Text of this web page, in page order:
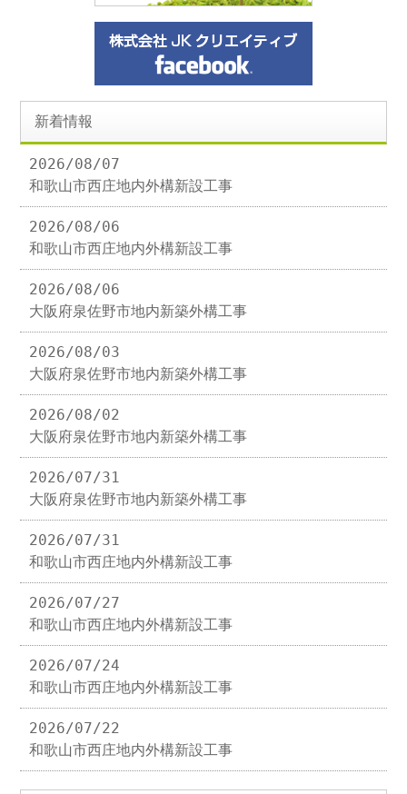
新着情報
2026/08/07
和歌山市西庄地内外構新設工事
2026/08/06
和歌山市西庄地内外構新設工事
2026/08/06
大阪府泉佐野市地内新築外構工事
2026/08/03
大阪府泉佐野市地内新築外構工事
2026/08/02
大阪府泉佐野市地内新築外構工事
2026/07/31
大阪府泉佐野市地内新築外構工事
2026/07/31
和歌山市西庄地内外構新設工事
2026/07/27
和歌山市西庄地内外構新設工事
2026/07/24
和歌山市西庄地内外構新設工事
2026/07/22
和歌山市西庄地内外構新設工事